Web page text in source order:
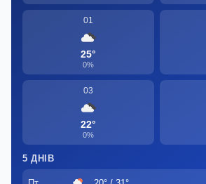
01
25°
0%
03
22°
0%
5 ДНІВ